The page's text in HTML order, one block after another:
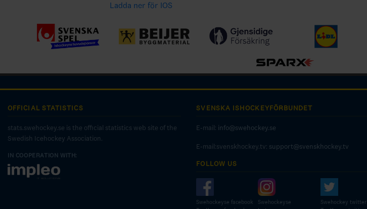
Ladda ner för IOS
OFFICIAL STATISTICS
stats.swehockey.se is the official statistics web site of the
Swedish Icehockey Association.
IN COOPERATION WITH:
SVENSKA ISHOCKEYFÖRBUNDET
E-mail: info@swehockey.se
E-mail:svenskhockey.tv: support@svenskhockey.tv
FOLLOW US
Swehockeyse facebook
Swehockeyse
Swehockey twitter